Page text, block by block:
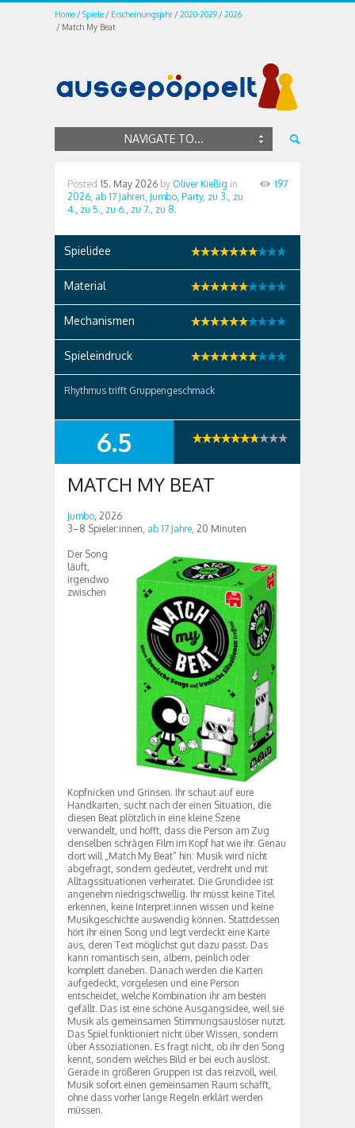
Home Spiele Erscheinungsjahr 2020-2029
2026
Match My Beat
NAVIGATE TO...
Posted 15. May 2026 by Oliver Kießig in
2026, ab 17 Jahren, Jumbo, Party, zu 3., zu
4., zu 5., zu 6., zu 7., zu 8.
197
Spielidee
Material
Mechanismen
Spieleindruck
Rhythmus trifft Gruppengeschmack
SUMMARY6.5
MATCH MY BEAT
Jumbo , 2026
3–8 Spieler:innen, ab 17 Jahre , 20 Minuten
Der Song
läuft,
irgendwo
zwischen
Kopfnicken und Grinsen. Ihr schaut auf eure
Handkarten, sucht nach der einen Situation, die
diesen Beat plötzlich in eine kleine Szene
verwandelt, und hofft, dass die Person am Zug
denselben schrägen Film im Kopf hat wie ihr. Genau
dort will „Match My Beat“ hin: Musik wird nicht
abgefragt, sondern gedeutet, verdreht und mit
Alltagssituationen verheiratet. Die Grundidee ist
angenehm niedrigschwellig. Ihr müsst keine Titel
erkennen, keine Interpret:innen wissen und keine
Musikgeschichte auswendig können. Stattdessen
hört ihr einen Song und legt verdeckt eine Karte
aus, deren Text möglichst gut dazu passt. Das
kann romantisch sein, albern, peinlich oder
komplett daneben. Danach werden die Karten
aufgedeckt, vorgelesen und eine Person
entscheidet, welche Kombination ihr am besten
gefällt. Das ist eine schöne Ausgangsidee, weil sie
Musik als gemeinsamen Stimmungsauslöser nutzt.
Das Spiel funktioniert nicht über Wissen, sondern
über Assoziationen. Es fragt nicht, ob ihr den Song
kennt, sondern welches Bild er bei euch auslöst.
Gerade in größeren Gruppen ist das reizvoll, weil
Musik sofort einen gemeinsamen Raum schafft,
ohne dass vorher lange Regeln erklärt werden
müssen.